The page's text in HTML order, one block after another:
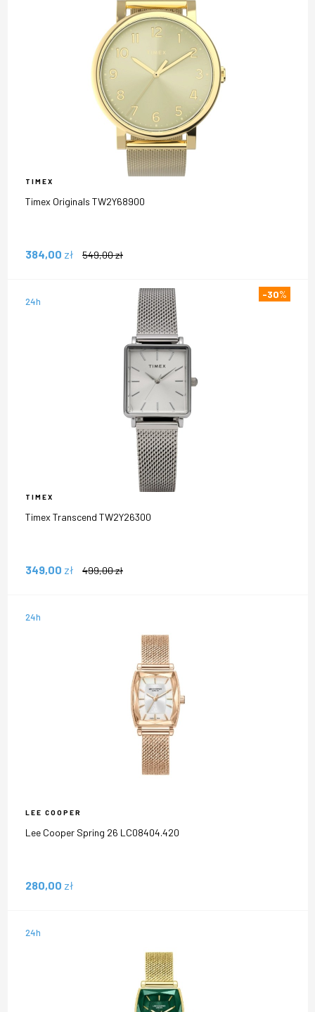
TIMEX
Timex Originals TW2Y68900
384,00 zł 549,00zł
24h
-30%
TIMEX
Timex Transcend TW2Y26300
349,00 zł 499,00zł
24h
LEE COOPER
Lee Cooper Spring 26 LC08404.420
280,00 zł
24h